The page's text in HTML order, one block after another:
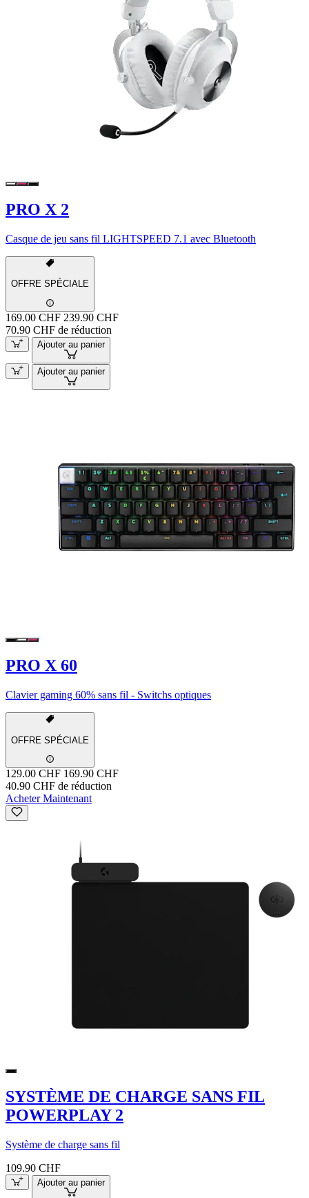
PRO X 2
Casque de jeu sans fil LIGHTSPEED 7.1 avec Bluetooth
OFFRE SPÉCIALE
169.00 CHF 239.90 CHF
70.90 CHF de réduction
Ajouter au panier
Ajouter au panier
PRO X 60
Clavier gaming 60% sans fil - Switchs optiques
OFFRE SPÉCIALE
129.00 CHF 169.90 CHF
40.90 CHF de réduction
Acheter Maintenant
SYSTÈME DE CHARGE SANS FIL
POWERPLAY 2
Système de charge sans fil
109.90 CHF
Ajouter au panier